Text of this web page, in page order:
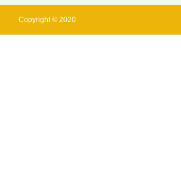
Copyright © 2020